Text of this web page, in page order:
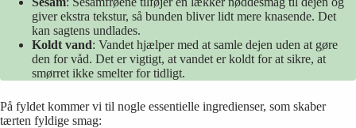
giver ekstra tekstur, så bunden bliver lidt mere knasende. Det
kan sagtens undlades.
Koldt vand: Vandet hjælper med at samle dejen uden at gøre
den for våd. Det er vigtigt, at vandet er koldt for at sikre, at
smørret ikke smelter for tidligt.
På fyldet kommer vi til nogle essentielle ingredienser, som skaber
tærten fyldige smag: